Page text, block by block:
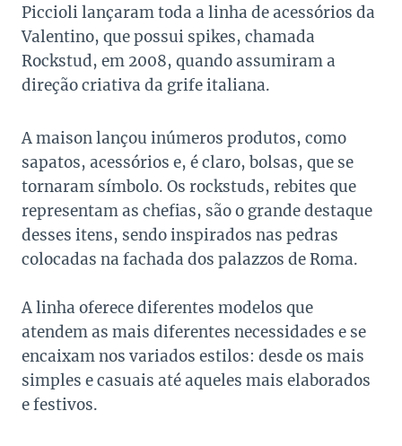
Piccioli lançaram toda a linha de acessórios da
Valentino, que possui spikes, chamada
Rockstud, em 2008, quando assumiram a
direção criativa da grife italiana.
A maison lançou inúmeros produtos, como
sapatos, acessórios e, é claro, bolsas, que se
tornaram símbolo. Os rockstuds, rebites que
representam as chefias, são o grande destaque
desses itens, sendo inspirados nas pedras
colocadas na fachada dos palazzos de Roma.
A linha oferece diferentes modelos que
atendem as mais diferentes necessidades e se
encaixam nos variados estilos: desde os mais
simples e casuais até aqueles mais elaborados
e festivos.